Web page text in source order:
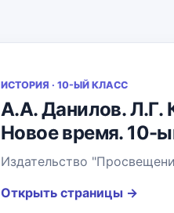
ИСТОРИЯ · 10-ЫЙ КЛАСС
А.А. Данилов. Л.Г.
Новое время. 10-
Издательство
Открыть страницы →